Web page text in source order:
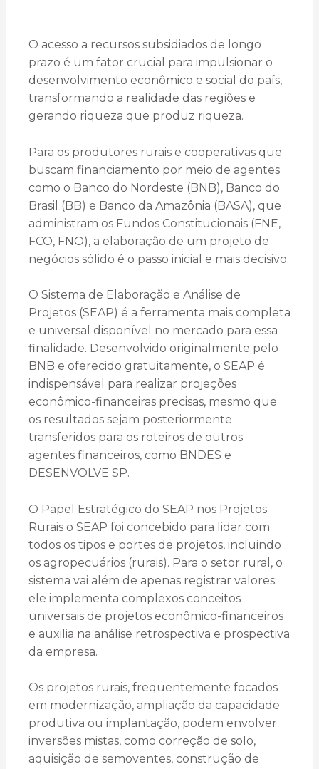
O acesso a recursos subsidiados de longo
prazo é um fator crucial para impulsionar o
desenvolvimento econômico e social do país,
transformando a realidade das regiões e
gerando riqueza que produz riqueza.
Para os produtores rurais e cooperativas que
buscam financiamento por meio de agentes
como o Banco do Nordeste (BNB), Banco do
Brasil (BB) e Banco da Amazônia (BASA), que
administram os Fundos Constitucionais (FNE,
FCO, FNO), a elaboração de um projeto de
negócios sólido é o passo inicial e mais decisivo.
O Sistema de Elaboração e Análise de
Projetos (SEAP) é a ferramenta mais completa
e universal disponível no mercado para essa
finalidade. Desenvolvido originalmente pelo
BNB e oferecido gratuitamente, o SEAP é
indispensável para realizar projeções
econômico-financeiras precisas, mesmo que
os resultados sejam posteriormente
transferidos para os roteiros de outros
agentes financeiros, como BNDES e
DESENVOLVE SP.
O Papel Estratégico do SEAP nos Projetos
Rurais o SEAP foi concebido para lidar com
todos os tipos e portes de projetos, incluindo
os agropecuários (rurais). Para o setor rural, o
sistema vai além de apenas registrar valores:
ele implementa complexos conceitos
universais de projetos econômico-financeiros
e auxilia na análise retrospectiva e prospectiva
da empresa.
Os projetos rurais, frequentemente focados
em modernização, ampliação da capacidade
produtiva ou implantação, podem envolver
inversões mistas, como correção de solo,
aquisição de semoventes, construção de